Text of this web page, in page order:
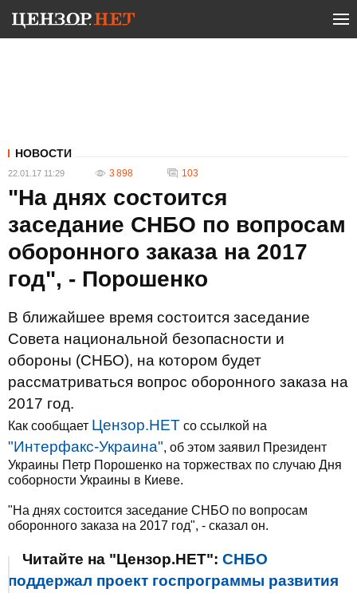
НОВОСТИ
22.01.17 11:29 3 898 103
"На днях состоится
заседание СНБО по вопросам
оборонного заказа на 2017
год", - Порошенко
В ближайшее время состоится заседание
Совета национальной безопасности и
обороны (СНБО), на котором будет
рассматриваться вопрос оборонного заказа на
2017 год.
Как сообщает Цензор.НЕТ со ссылкой на
"Интерфакс-Украина", об этом заявил Президент
Украины Петр Порошенко на торжествах по случаю Дня
соборности Украины в Киеве.
"На днях состоится заседание СНБО по вопросам
оборонного заказа на 2017 год", - сказал он.
Читайте на "Цензор.НЕТ": СНБО
поддержал проект госпрограммы развития